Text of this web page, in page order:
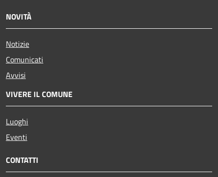
NOVITÀ
Notizie
Comunicati
Avvisi
VIVERE IL COMUNE
Luoghi
Eventi
CONTATTI